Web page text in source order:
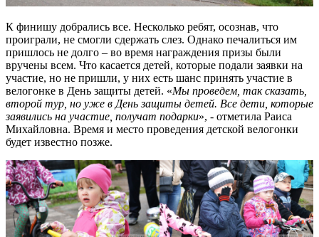
К финишу добрались все. Несколько ребят, осознав, что
проиграли, не смогли сдержать слез. Однако печалиться им
пришлось не долго – во время награждения призы были
вручены всем. Что касается детей, которые подали заявки на
участие, но не пришли, у них есть шанс принять участие в
велогонке в День защиты детей. «Мы проведем, так сказать,
второй тур, но уже в День защиты детей. Все дети, которые
заявились на участие, получат подарки», - отметила Раиса
Михайловна. Время и место проведения детской велогонки
будет известно позже.